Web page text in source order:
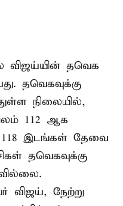
விஜய்யின் தவெக
தவெகவுக்கு
நிலையில்,
112 ஆக
இடங்கள் தேவை
தவெகவுக்கு
விஜய், நேற்று